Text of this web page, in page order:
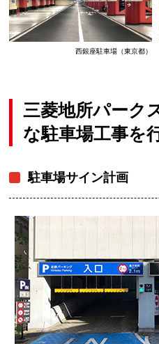
西銀座駐車場（東京都）
三菱地所パーク
な駐車場工事を
駐車場サイン計画